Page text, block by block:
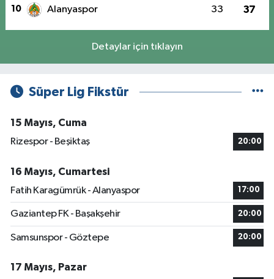
10 Alanyaspor 33 37
Detaylar için tıklayın
Süper Lig Fikstür
15 Mayıs, Cuma
Rizespor - Beşiktaş
20:00
16 Mayıs, Cumartesi
Fatih Karagümrük - Alanyaspor
17:00
Gaziantep FK - Başakşehir 20:00
Samsunspor - Göztepe 20:00
17 Mayıs, Pazar